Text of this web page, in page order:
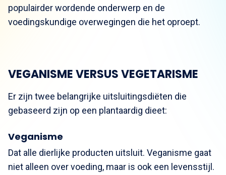
populairder wordende onderwerp en de
voedingskundige overwegingen die het oproept.
VEGANISME VERSUS VEGETARISME
Er zijn twee belangrijke uitsluitingsdiëten die
gebaseerd zijn op een plantaardig dieet:
Veganisme
Dat alle dierlijke producten uitsluit. Veganisme gaat
niet alleen over voeding, maar is ook een levensstijl.